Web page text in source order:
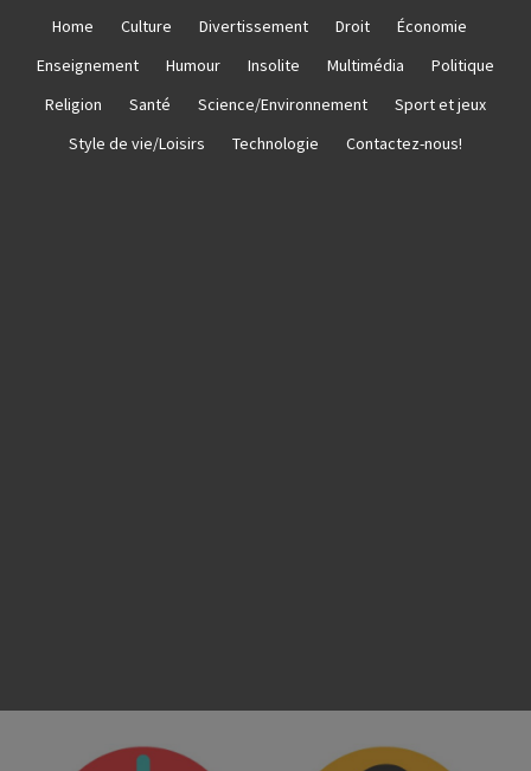
content
Home Culture Divertissement Droit
Économie
Enseignement
Humour Insolite Multimédia
Politique
Religion
Santé Science/Environnement
Sport et jeux
Style de vie/Loisirs
Technologie Contactez-nous!